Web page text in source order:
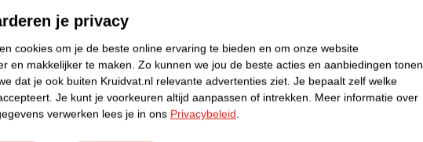
minimaal 20 mm dik en maximaal 38 mm.
met losliggende bladen, tafels met alleen
is de hangstoel 39x13x42 cm.
je privacy
cookies om je de beste online ervaring te bieden en om onze website
en makkelijker te maken. Zo kunnen we jou de beste acties en aanbiedingen tonen
dat je ook buiten Kruidvat.nl relevante advertenties ziet. Je bepaalt zelf welke
Je kunt je voorkeuren altijd aanpassen of intrekken. Meer informatie over
verwerken lees je in ons Privacybeleid.